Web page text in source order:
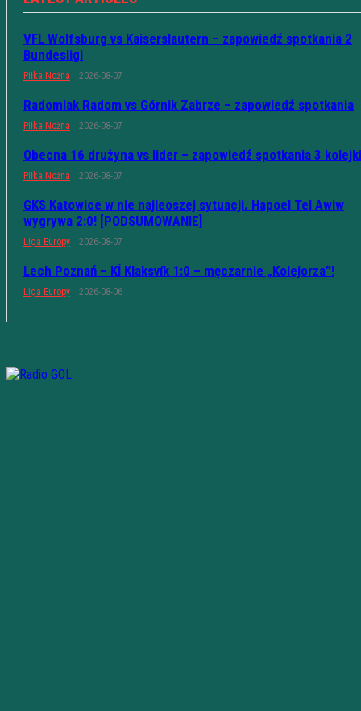
VFL Wolfsburg vs Kaiserslautern – zapowiedź spotkania 2
Bundesligi
Piłka Nożna 2026-08-07
Radomiak Radom vs Górnik Zabrze – zapowiedź spotkania
Piłka Nożna 2026-08-07
Obecna 16 drużyna vs lider – zapowiedź spotkania 3 kolejki
Piłka Nożna 2026-08-07
GKS Katowice w nie najleoszej sytuacji. Hapoel Tel Awiw
wygrywa 2:0! [PODSUMOWANIE]
Liga Europy 2026-08-07
Lech Poznań – KÍ Klaksvík 1:0 – męczarnie „Kolejorza”!
Liga Europy 2026-08-06